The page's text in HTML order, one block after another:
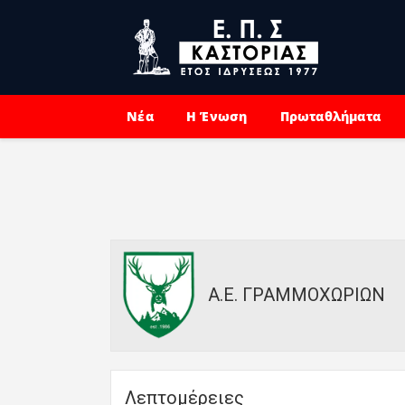
Νέα Η Ένωση Πρωταθλήματα
Α.Ε. ΓΡΑΜΜΟΧΩΡΙΩΝ
Λεπτομέρειες